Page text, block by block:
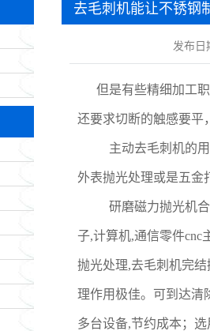
毛
一
去毛刺机能让不锈钢
发布日
但是有些精细加工
还要求切断的触感要平
主动去毛刺机的用
外表抛光处理或是五金
研磨磁力抛光机合
子,计算机,通信零件cnc
抛光处理,去毛刺机完
理作用极佳。可到达清
多台设备,节约成本；